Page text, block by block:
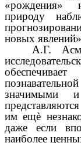
«рождения»
природу
новых
А.Г.
значимыми
им ещѐ
даже если
наиболее